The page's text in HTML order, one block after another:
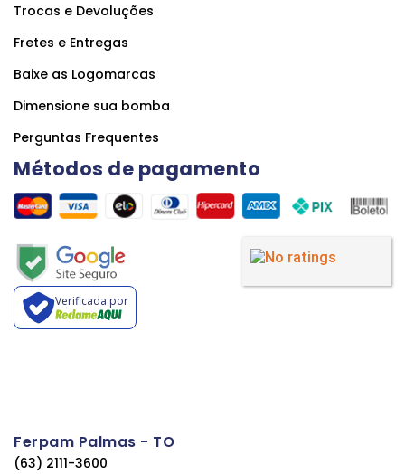
Trocas e Devoluções
Fretes e Entregas
Baixe as Logomarcas
Dimensione sua bomba
Perguntas Frequentes
Métodos de pagamento
Verificada por
Ferpam Palmas - TO
(63) 2111-3600